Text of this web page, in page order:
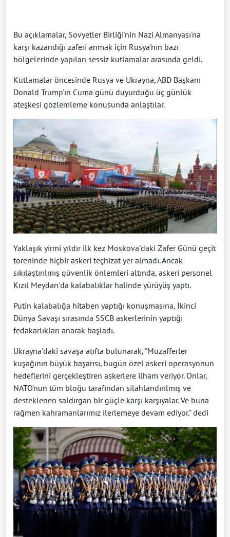
Bu açıklamalar, Sovyetler Birliği'nin Nazi Almanyası'na
karşı kazandığı zaferi anmak için Rusya'nın bazı
bölgelerinde yapılan sessiz kutlamalar arasında geldi.
Kutlamalar öncesinde Rusya ve Ukrayna, ABD Başkanı
Donald Trump'ın Cuma günü duyurduğu üç günlük
ateşkesi gözlemleme konusunda anlaştılar.
Yaklaşık yirmi yıldır ilk kez Moskova'daki Zafer Günü geçit
töreninde hiçbir askeri teçhizat yer almadı. Ancak
sıkılaştırılmış güvenlik önlemleri altında, askeri personel
Kızıl Meydan'da kalabalıklar halinde yürüyüş yaptı.
Putin kalabalığa hitaben yaptığı konuşmasına, İkinci
Dünya Savaşı sırasında SSCB askerlerinin yaptığı
fedakarlıkları anarak başladı.
Ukrayna'daki savaşa atıfta bulunarak, "Muzafferler
kuşağının büyük başarısı, bugün özel askeri operasyonun
hedeflerini gerçekleştiren askerlere ilham veriyor. Onlar,
NATO'nun tüm bloğu tarafından silahlandırılmış ve
desteklenen saldırgan bir güçle karşı karşıyalar. Ve buna
rağmen kahramanlarımız ilerlemeye devam ediyor." dedi